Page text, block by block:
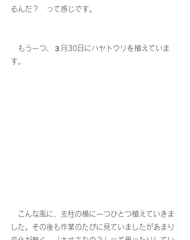
るんだ？　って感じです。
もう一つ、３月30日にハヤトウリを植えていま
す。
こんな風に、支柱の横に一つひとつ植えていきま
した。その後も作業のたびに見ていましたがあまり